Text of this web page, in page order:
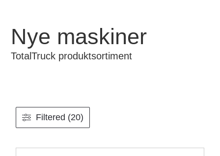
Nye maskiner
TotalTruck produktsortiment
Filtered (20)